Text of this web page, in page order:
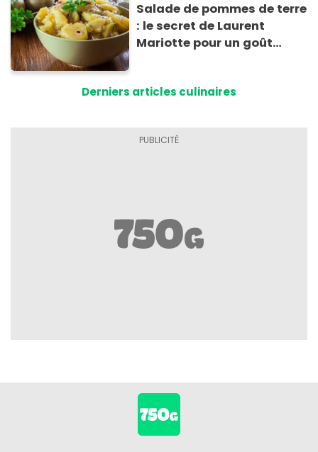
Salade de pommes de terre
: le secret de Laurent
Mariotte pour un goût
Derniers articles culinaires